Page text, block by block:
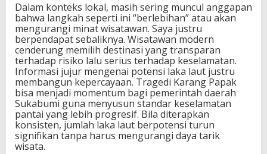
Dalam konteks lokal, masih sering muncul anggapan
bahwa langkah seperti ini “berlebihan” atau akan
mengurangi minat wisatawan. Saya justru
berpendapat sebaliknya. Wisatawan modern
cenderung memilih destinasi yang transparan
terhadap risiko lalu serius terhadap keselamatan.
Informasi jujur mengenai potensi laka laut justru
membangun kepercayaan. Tragedi Karang Papak
bisa menjadi momentum bagi pemerintah daerah
Sukabumi guna menyusun standar keselamatan
pantai yang lebih progresif. Bila diterapkan
konsisten, jumlah laka laut berpotensi turun
signifikan tanpa harus mengurangi daya tarik
wisata.